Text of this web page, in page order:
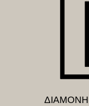
ΔΙΑΜΟΝΗ